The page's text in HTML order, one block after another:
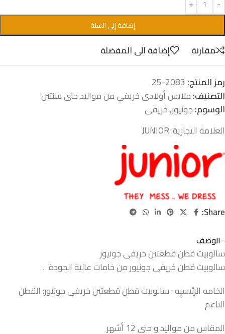
إضافة إلى السلة
مقارنة
إضافة الى المفضلة
رمز المنتج: 2083-25
التصنيف:ملابس أولادى خريفي من مواليد حتى سنتين
الوسوم:جونيور,خريفى
العلامة التجارية:JUNIOR
Share:
الوصف
سالوبيت قطن قطعتين خريفى جونيور
سالوبيت قطن خريفى جونيور من خامات عالية الجودة .
الخامه الرئيسيه : سالوبيت قطن قطعتين خريفى جونيور: القطن
الناعم
المقاس من مواليد و حتي 12 أشهر